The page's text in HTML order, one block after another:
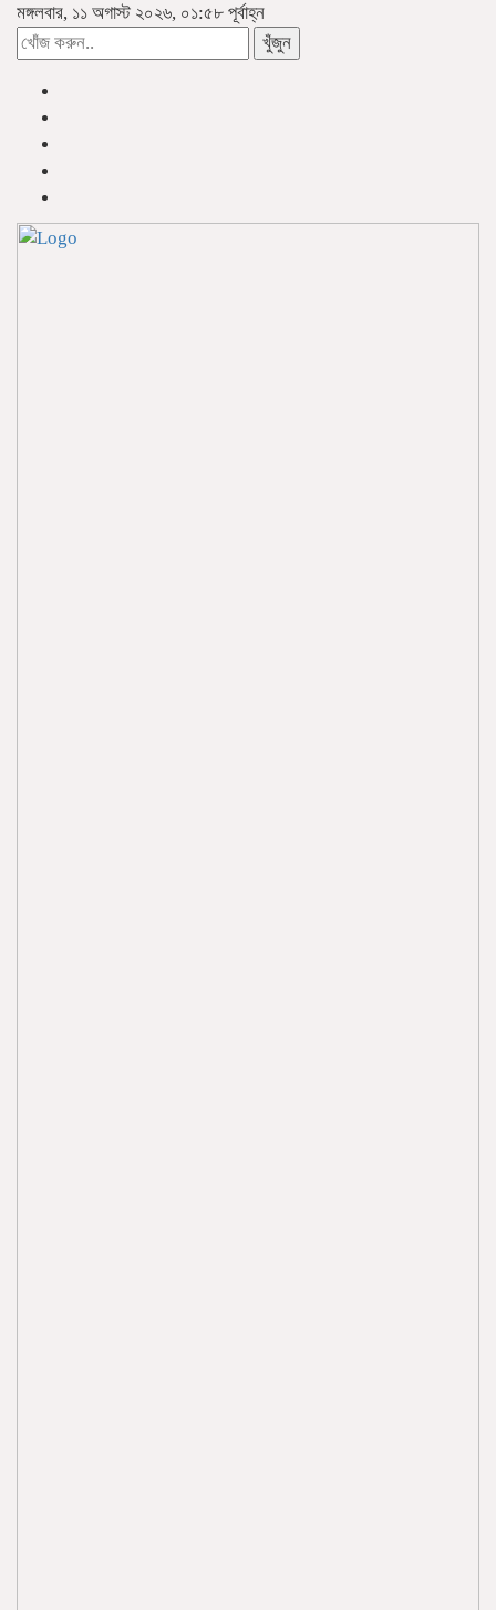
মঙ্গলবার, ১১ অগাস্ট ২০২৬, ০১:৫৮ পূর্বাহ্ন
খুঁজুন